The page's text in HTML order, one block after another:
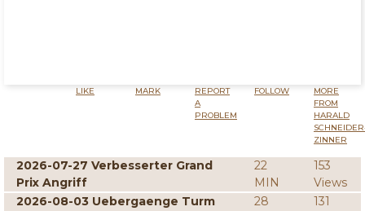
LIKE MARK
REPORT
A
PROBLEM
FOLLOW
MORE
FROM
HARALD
ZINNER
2026-07-27 Verbesserter Grand
Prix Angriff
22
MIN
153
Views
2026-08-03 Uebergaenge Turm
28
131